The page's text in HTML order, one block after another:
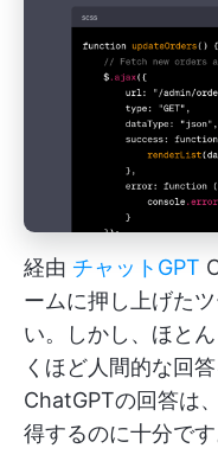
経由 チャットGPT
ームに押し上げた
い。しかし、ほと
くほど人間的な回
ChatGPTの回答は
得するのに十分です